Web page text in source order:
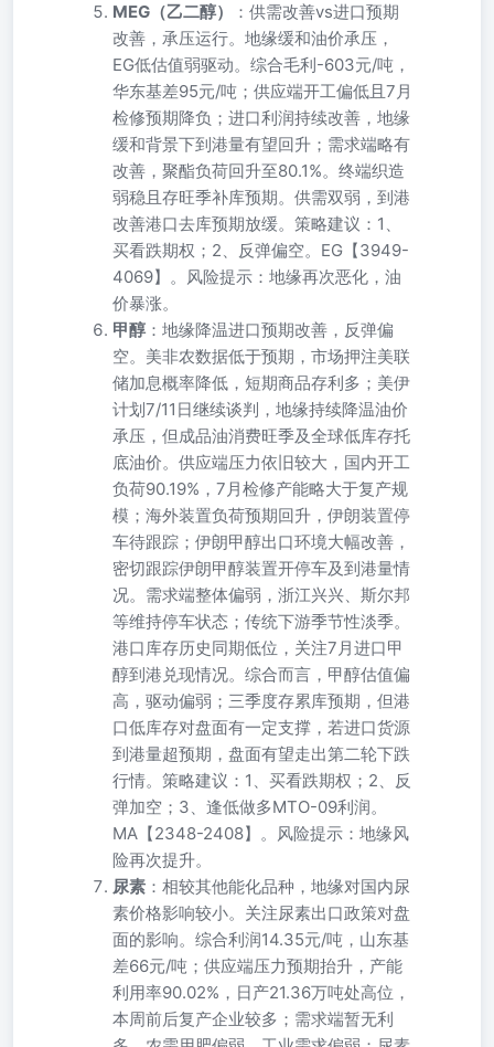
MEG（乙二醇）
：供需改善vs进口预期
改善，承压运行。地缘缓和油价承压，
EG低估值弱驱动。综合毛利-603元/吨，
华东基差95元/吨；供应端开工偏低且7月
检修预期降负；进口利润持续改善，地缘
缓和背景下到港量有望回升；需求端略有
改善，聚酯负荷回升至80.1%。终端织造
弱稳且存旺季补库预期。供需双弱，到港
改善港口去库预期放缓。策略建议：1、
买看跌期权；2、反弹偏空。EG【3949-
4069】。风险提示：地缘再次恶化，油
价暴涨。
甲醇 ：地缘降温进口预期改善，反弹偏
空。美非农数据低于预期，市场押注美联
储加息概率降低，短期商品存利多；美伊
计划7/11日继续谈判，地缘持续降温油价
承压，但成品油消费旺季及全球低库存托
底油价。供应端压力依旧较大，国内开工
负荷90.19%，7月检修产能略大于复产规
模；海外装置负荷预期回升，伊朗装置停
车待跟踪；伊朗甲醇出口环境大幅改善，
密切跟踪伊朗甲醇装置开停车及到港量情
况。需求端整体偏弱，浙江兴兴、斯尔邦
等维持停车状态；传统下游季节性淡季。
港口库存历史同期低位，关注7月进口甲
醇到港兑现情况。综合而言，甲醇估值偏
高，驱动偏弱；三季度存累库预期，但港
口低库存对盘面有一定支撑，若进口货源
到港量超预期，盘面有望走出第二轮下跌
行情。策略建议：1、买看跌期权；2、反
弹加空；3、逢低做多MTO-09利润。
MA【2348-2408】。风险提示：地缘风
险再次提升。
尿素 ：相较其他能化品种，地缘对国内尿
素价格影响较小。关注尿素出口政策对盘
面的影响。综合利润14.35元/吨，山东基
差66元/吨；供应端压力预期抬升，产能
利用率90.02%，日产21.36万吨处高位，
本周前后复产企业较多；需求端暂无利